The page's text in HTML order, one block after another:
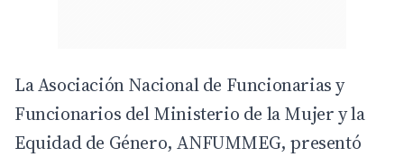
La Asociación Nacional de Funcionarias y
Funcionarios del Ministerio de la Mujer y la
Equidad de Género, ANFUMMEG, presentó